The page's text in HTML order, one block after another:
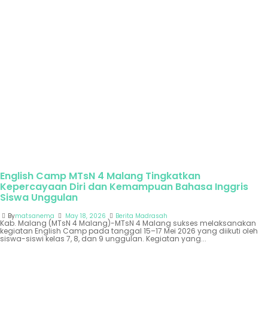
English Camp MTsN 4 Malang Tingkatkan
Kepercayaan Diri dan Kemampuan Bahasa Inggris
Siswa Unggulan
Bymatsanema May 18, 2026 Berita Madrasah
Kab. Malang (MTsN 4 Malang)-MTsN 4 Malang sukses melaksanakan
kegiatan English Camp pada tanggal 15–17 Mei 2026 yang diikuti oleh
siswa-siswi kelas 7, 8, dan 9 unggulan. Kegiatan yang...